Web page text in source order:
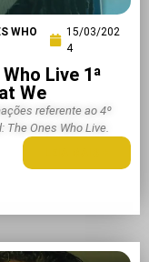
WHO
15/03/202
4
Live 1ª
We
referente ao 4º
The Ones Who Live.